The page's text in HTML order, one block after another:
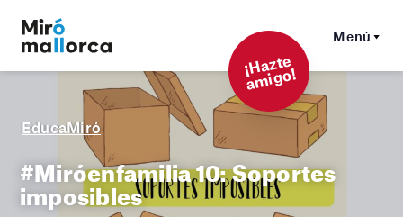
Menú
¡
Hazt
e
a
mi
g
o!
EducaMiró
#Miróenfamilia 10: Soportes
imposibles